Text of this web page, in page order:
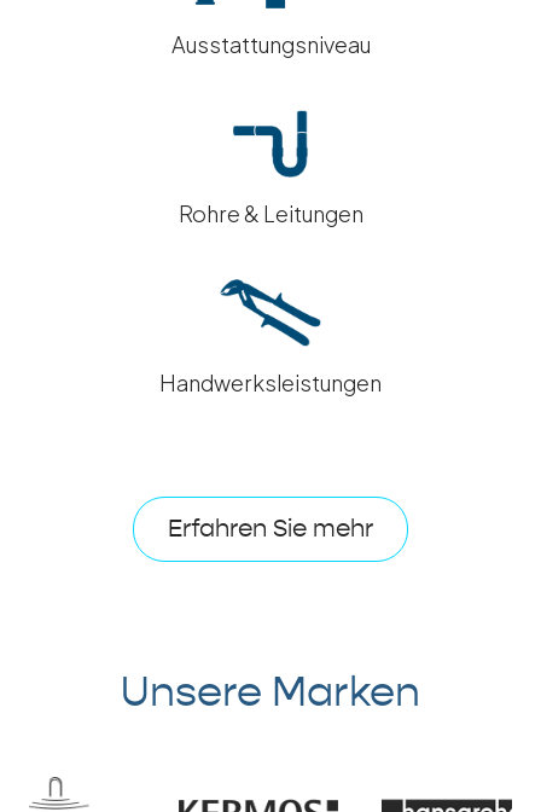
Ausstattungsniveau
Rohre & Leitungen
Handwerksleistungen
Erfahren Sie mehr
Unsere Marken